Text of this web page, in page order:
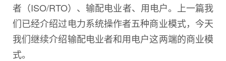
者（ISO/RTO）、输配电业者、用电户。上一篇我
们已经介绍过电力系统操作者五种商业模式，今天
我们继续介绍输配电业者和用电户这两端的商业模
式。